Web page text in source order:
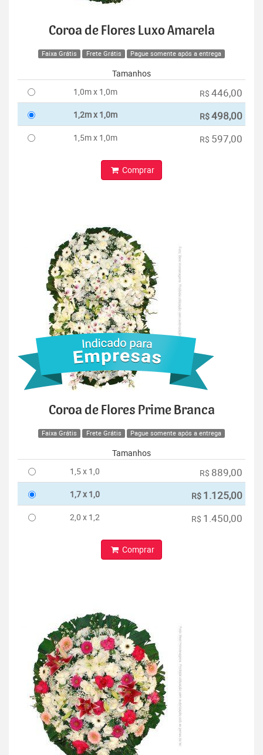
Coroa de Flores Luxo Amarela
Faixa Grátis Frete Grátis Pague somente após a entrega
Tamanhos
1,0m x 1,0m
R$ 446,00
1,2m x 1,0m R$498,00
1,5m x 1,0m R$ 597,00
Comprar
Coroa de Flores Prime Branca
Faixa Grátis Frete Grátis Pague somente após a entrega
Tamanhos
1,5 x 1,0
R$ 889,00
1,7 x 1,0 R$ 1.125,00
2,0 x 1,2 R$ 1.450,00
Comprar